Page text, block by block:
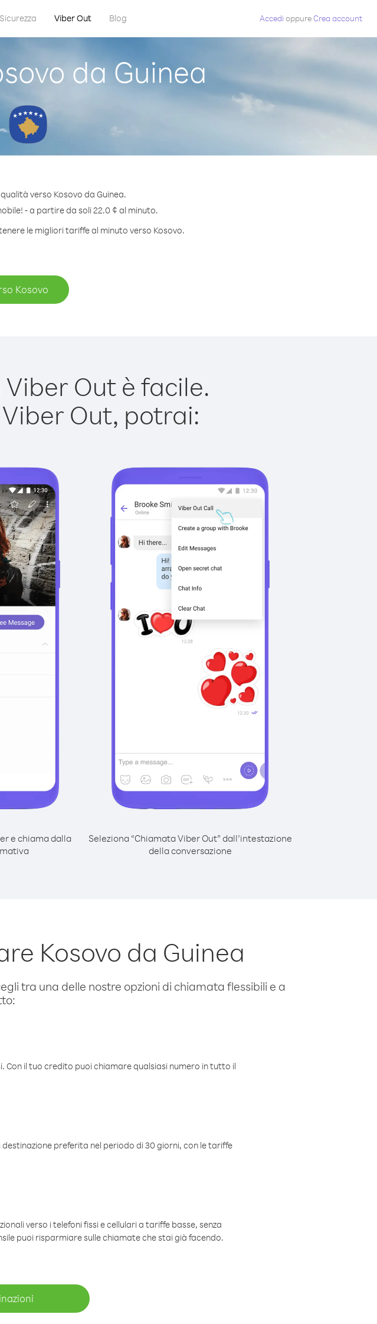
Sicurezza Viber Out Blog Accedi oppureCrea account
da Guinea
verso Kosovo da Guinea.
- a partire da soli 22.0 ¢ al minuto.
le migliori tariffe al minuto verso Kosovo.
Kosovo
Out è facile.
Out, potrai:
e chiama dalla
Seleziona “Chiamata Viber Out” dall’intestazione
della conversazione
Kosovo da Guinea
tra una delle nostre opzioni di chiamata flessibili e a
il tuo credito puoi chiamare qualsiasi numero in tutto il
preferita nel periodo di 30 giorni, con le tariffe
verso i telefoni fissi e cellulari a tariffe basse, senza
puoi risparmiare sulle chiamate che stai già facendo.